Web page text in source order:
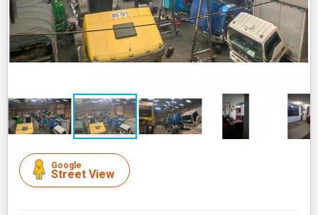
Google
Street View